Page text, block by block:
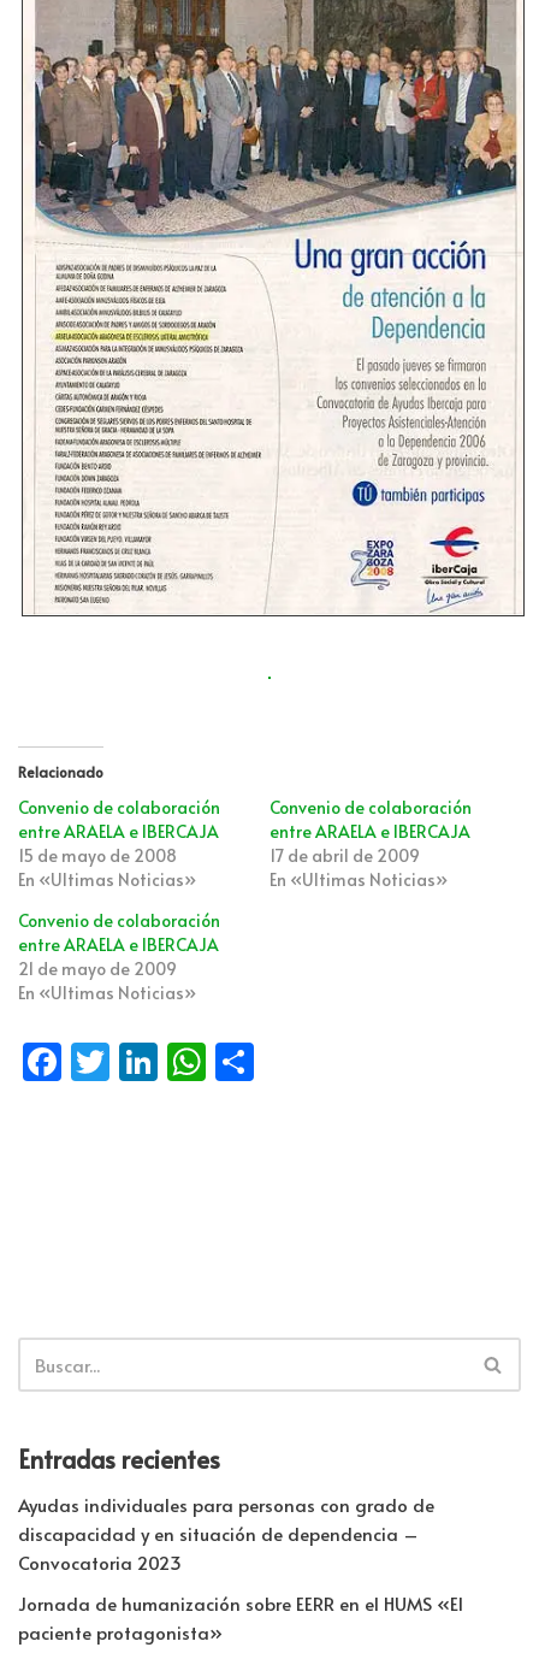
Relacionado
Convenio de colaboración
entre ARAELA e IBERCAJA
15 de mayo de 2008
En «Ultimas Noticias»
Convenio de colaboración
entre ARAELA e IBERCAJA
17 de abril de 2009
En «Ultimas Noticias»
Convenio de colaboración
entre ARAELA e IBERCAJA
21 de mayo de 2009
En «Ultimas Noticias»
Fa T Li W
Entradas recientes
Ayudas individuales para personas con grado de
discapacidad y en situación de dependencia –
Convocatoria 2023
Jornada de humanización sobre EERR en el HUMS «El
paciente protagonista»